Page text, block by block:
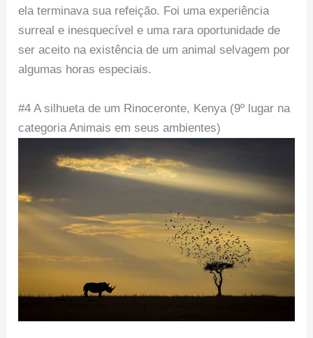
ela terminava sua refeição. Foi uma experiência
surreal e inesquecível e uma rara oportunidade de
ser aceito na existência de um animal selvagem por
algumas horas especiais.
#4 A silhueta de um Rinoceronte, Kenya (9º lugar na
categoria Animais em seus ambientes)